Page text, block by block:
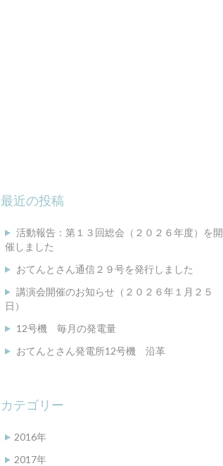
最近の投稿
活動報告：第１３回総会（２０２６年度）を開
催しました
おてんとさん通信２９号を発行しました
講演会開催のお知らせ（２０２６年１月２５
日）
12号機 毎月の発電量
おてんとさん発電所12号機 沿革
カテゴリー
2016年
2017年